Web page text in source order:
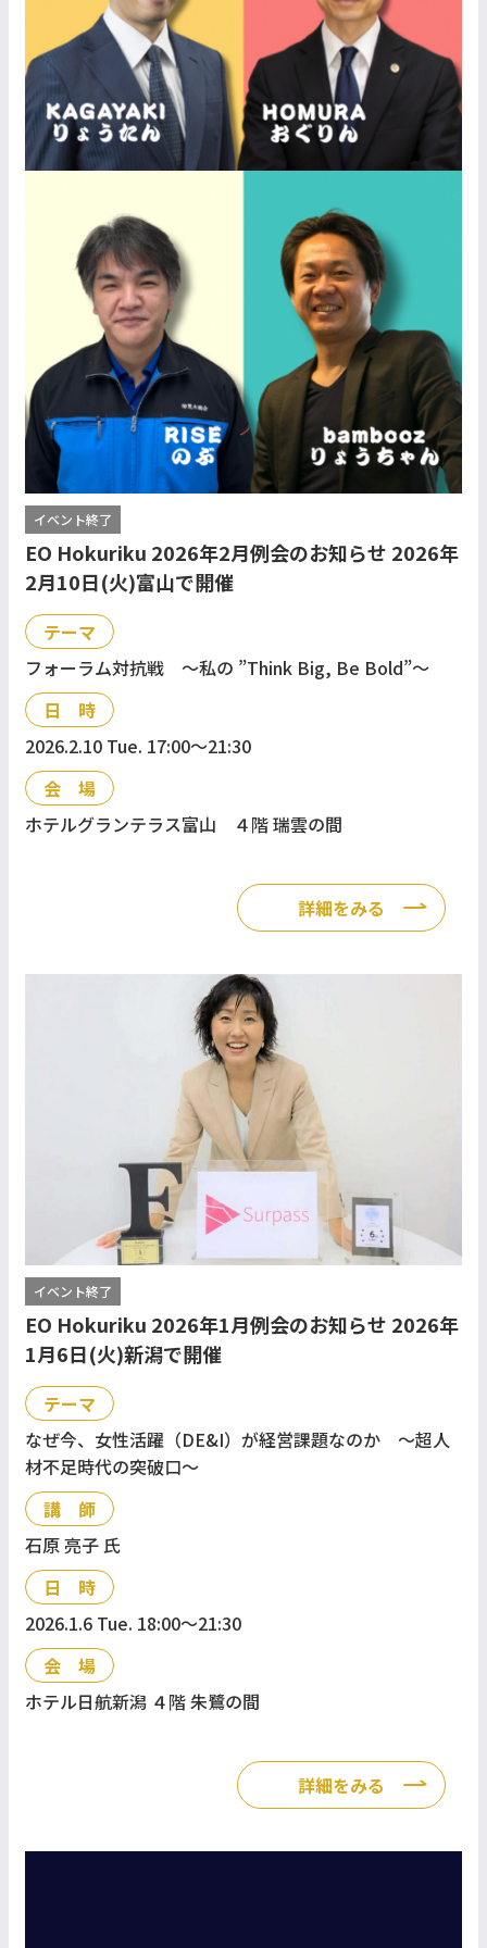
イベント終了
EO Hokuriku 2026年2月例会のお知らせ 2026年
2月10日(火)富山で開催
テーマ
フォーラム対抗戦 ～私の ”Think Big, Be Bold”～
日 時
2026.2.10 Tue. 17:00〜21:30
会 場
ホテルグランテラス富山 ４階 瑞雲の間
詳細をみる
イベント終了
EO Hokuriku 2026年1月例会のお知らせ 2026年
1月6日(火)新潟で開催
テーマ
なぜ今、女性活躍（DE&I）が経営課題なのか ～超人
材不足時代の突破口～
講 師
石原 亮子 氏
日 時
2026.1.6 Tue. 18:00〜21:30
会 場
ホテル日航新潟 ４階 朱鷺の間
詳細をみる